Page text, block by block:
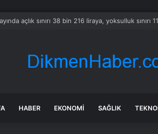
Diş Hekimliği: Dişlerin Yeniden Çıkması Mümkün
HABER EKONOMI SAĞLIK